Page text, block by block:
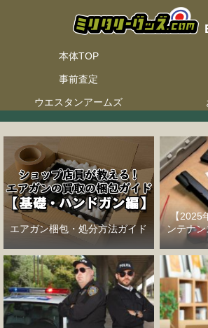
本体TOP
事前査定
ウエスタンアームズ
エアガン梱包・処分方法ガイド
【2025
ンテナ
バ